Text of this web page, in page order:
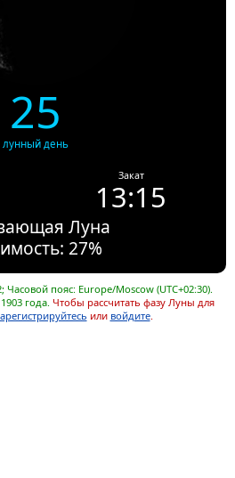
25
лунный день
Закат
13:15
Луна
27%
Часовой пояс: Europe/Moscow (UTC+02:30).
года. Чтобы рассчитать фазу Луны для
или войдите.